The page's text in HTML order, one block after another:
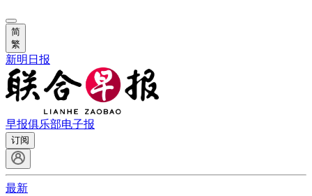
简
繁
新明日报
早报俱乐部电子报
订阅
最新